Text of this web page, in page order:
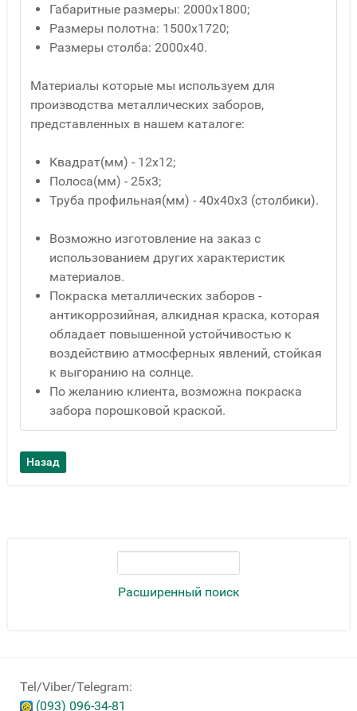
Расширенный поиск
Габаритные размеры: 2000х1800;
Размеры полотна: 1500х1720;
Размеры столба: 2000х40.
Материалы которые мы используем для
производства металлических заборов,
представленных в нашем каталоге:
Квадрат(мм) - 12x12;
Полоса(мм) - 25x3;
Труба профильная(мм) - 40x40x3 (столбики).
Возможно изготовление на заказ с
использованием других характеристик
материалов.
Покраска металлических заборов -
антикоррозийная, алкидная краска, которая
обладает повышенной устойчивостью к
воздействию атмосферных явлений, стойкая
к выгоранию на солнце.
По желанию клиента, возможна покраска
забора порошковой краской.
Tel/Viber/Telegram:
(093) 096-34-81